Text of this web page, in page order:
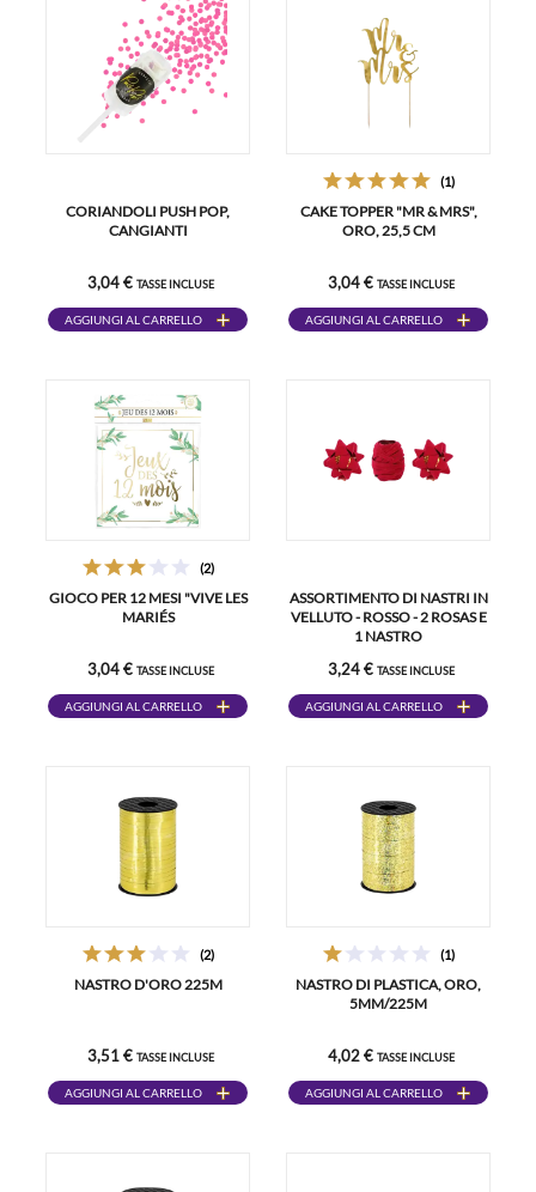
CORIANDOLI PUSH POP,
CANGIANTI
3,04 € TASSE INCLUSE
AGGIUNGI AL CARRELLO
(1)
CAKE TOPPER "MR & MRS",
ORO, 25,5 CM
3,04 € TASSE INCLUSE
AGGIUNGI AL CARRELLO
(2)
GIOCO PER 12 MESI "VIVE LES
MARIÉS
3,04 € TASSE INCLUSE
AGGIUNGI AL CARRELLO
ASSORTIMENTO DI NASTRI IN
VELLUTO - ROSSO - 2 ROSAS E
1 NASTRO
3,24 € TASSE INCLUSE
AGGIUNGI AL CARRELLO
(2)
NASTRO D'ORO 225M
3,51 € TASSE INCLUSE
AGGIUNGI AL CARRELLO
(1)
NASTRO DI PLASTICA, ORO,
5MM/225M
4,02 € TASSE INCLUSE
AGGIUNGI AL CARRELLO